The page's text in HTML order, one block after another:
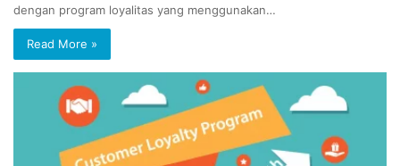
dengan program loyalitas yang menggunakan…
Read More »